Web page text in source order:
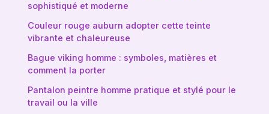
sophistiqué et moderne
Couleur rouge auburn adopter cette teinte
vibrante et chaleureuse
Bague viking homme : symboles, matières et
comment la porter
Pantalon peintre homme pratique et stylé pour le
travail ou la ville